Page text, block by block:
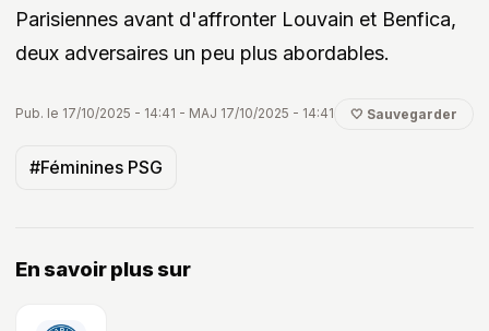
Parisiennes avant d'affronter Louvain et Benfica,
deux adversaires un peu plus abordables.
Pub. le 17/10/2025 - 14:41 - MAJ 17/10/2025 - 14:41 🤍 Sauvegarder
#Féminines PSG
En savoir plus sur